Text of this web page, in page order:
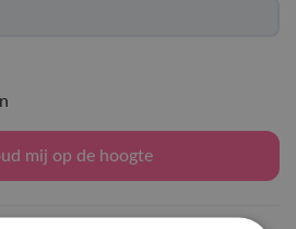
mij op de hoogte